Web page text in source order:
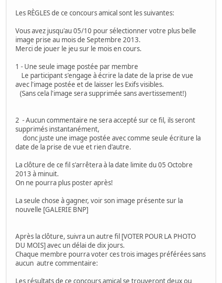
Les RÈGLES de ce concours amical sont les suivantes:
Vous avez jusqu'au 05/10 pour sélectionner votre plus belle
image prise au mois de Septembre 2013.
Merci de jouer le jeu sur le mois en cours.
1 - Une seule image postée par membre
Le participant s'engage à écrire la date de la prise de vue
avec l'image postée et de laisser les Exifs visibles.
(Sans cela l'image sera supprimée sans avertissement!)
2 - Aucun commentaire ne sera accepté sur ce fil, ils seront
supprimés instantanément,
donc juste une image postée avec comme seule écriture la
date de la prise de vue et rien d'autre.
La clôture de ce fil s'arrêtera à la date limite du 05 Octobre
2013 à minuit.
On ne pourra plus poster après!
La seule chose à gagner, voir son image présente sur la
nouvelle [GALERIE BNP]
Après la clôture, suivra un autre fil [VOTER POUR LA PHOTO
DU MOIS] avec un délai de dix jours.
Chaque membre pourra voter ces trois images préférées sans
aucun autre commentaire:
Les résultats de ce concours amical se trouveront deux ou